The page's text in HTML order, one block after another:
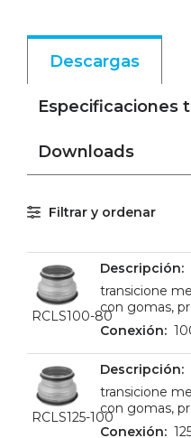
Descargas
Especificaciones
Downloads
Filtrar y ordenar
RCLS100-80
transicione
con gomas,
RCLS125-100
transicione
con gomas,